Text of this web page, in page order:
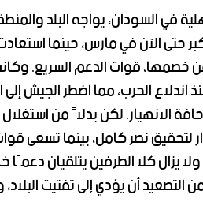
في السودان، يواجه البلد
حتى الآن في مارس، حينما
خصمها، قوات الدعم السريع.
الحرب، مما اضطر الجيش
الانهيار. لكن بدلاً من
لتحقيق نصر كامل، بينما تسعى
يزال كلا الطرفين يتلقيان
التصعيد أن يؤدي إلى تفتيت